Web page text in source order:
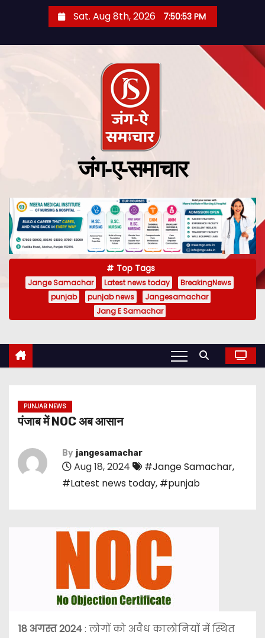
Sat. Aug 8th, 2026 7:50:54 PM
जंग-ए-समाचार
Top Tags
Jange Samachar Latest news today
BreakingNews
punjab
punjab news
Jangesamachar
Jang E Samachar
PUNJAB NEWS
पंजाब में NOC अब आसान
By jangesamachar
Aug 18, 2024 #Jange Samachar,
#Latest news today, #punjab
18 अगस्त 2024: लोगों को अवैध कालोनियों में स्थित